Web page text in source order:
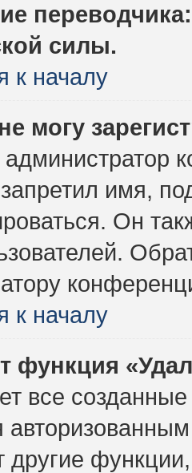
силы.
к началу
могу
имя,
Он
к началу
функция
все